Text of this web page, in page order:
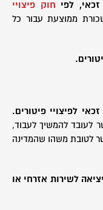
לפי חוק פיצויי
ממוצעת עבור כל
לפיצויי פיטורים.
לעובד להמשיך לעבוד,
לטובת משהו שהמדינה
לשירות אזרחי או